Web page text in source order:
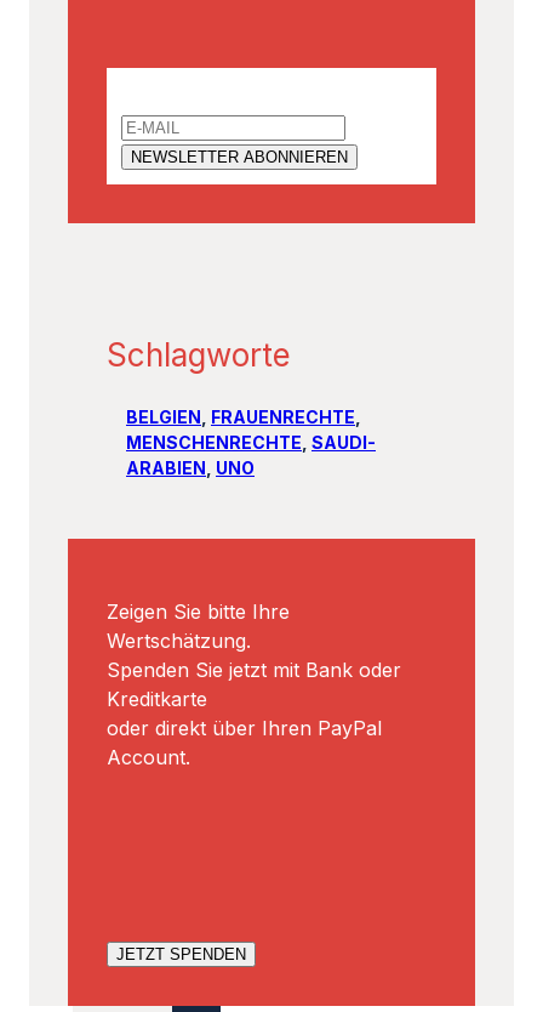
Schlagworte
BELGIEN FRAUENRECHTE
MENSCHENRECHTE SAUDI-
ARABIEN UNO
Zeigen Sie bitte Ihre
Wertschätzung.
Spenden Sie jetzt mit Bank oder
Kreditkarte
oder direkt über Ihren PayPal
Account.
JETZT SPENDEN